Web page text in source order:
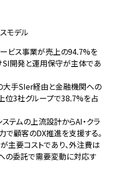
モデル
ビス事業が売上の94.7%を
SI開発と運用保守が主体であ
手SIer経由と金融機関への
位3社グループで38.7%を占
テムの上流設計からAI・クラ
で顧客のDX推進を支援する。
主要コストであり、外注費は
の委託で需要変動に対応す